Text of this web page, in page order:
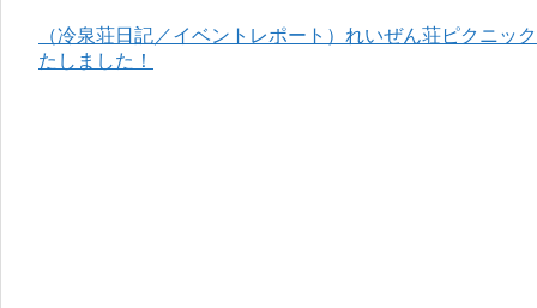
（冷泉荘日記／イベントレポート）れいぜん荘ピクニッ
たしました！